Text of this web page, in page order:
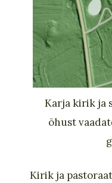
Karja kirik ja
õhust
Kirik ja